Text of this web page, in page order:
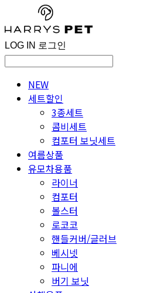
LOG IN 로그인
NEW
세트할인
3종세트
콤비세트
컴포터 보닛세트
여름상품
유모차용품
라이너
컴포터
볼스터
로코코
핸들커버/글러브
베시넷
파니에
버기 보닛